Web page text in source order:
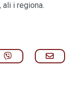
ali i regiona.